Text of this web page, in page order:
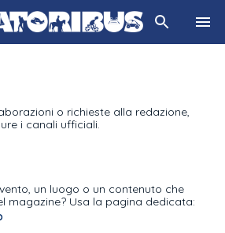
o richieste alla redazione,
i canali ufficiali.
un luogo o un contenuto che
magazine? Usa la pagina dedicata: